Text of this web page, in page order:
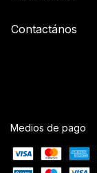
Contactános
Medios de pago